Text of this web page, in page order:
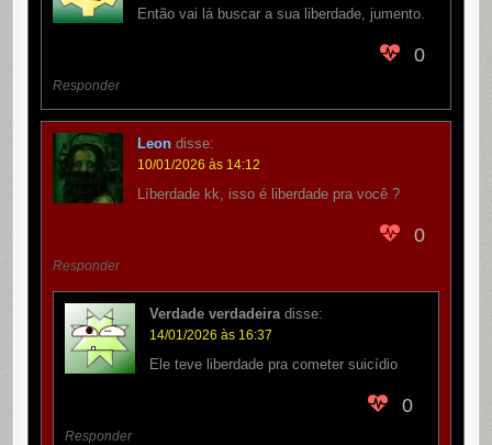
Então vai lá buscar a sua liberdade, jumento.
0
Responder
Leon disse:
10/01/2026 às 14:12
Líberdade kk, isso é liberdade pra você ?
0
Responder
Verdade verdadeira disse:
14/01/2026 às 16:37
Ele teve liberdade pra cometer suicídio
0
Responder